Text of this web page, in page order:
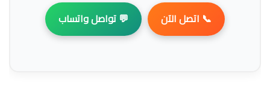
📞 اتصل الآن 💬 تواصل واتساب